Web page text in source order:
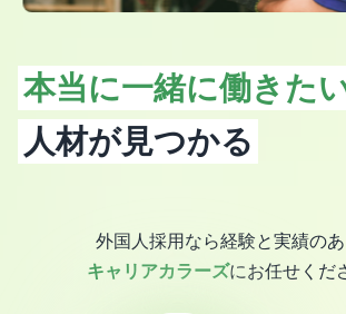
本当に一緒に働きた
人材が見つかる
外国人採用なら経験と実績のあ
キャリアカラーズにお任せくだ